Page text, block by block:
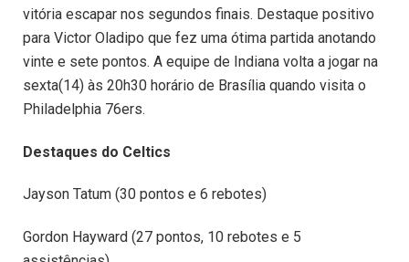
vitória escapar nos segundos finais. Destaque positivo
para Victor Oladipo que fez uma ótima partida anotando
vinte e sete pontos. A equipe de Indiana volta a jogar na
sexta(14) às 20h30 horário de Brasília quando visita o
Philadelphia 76ers.
Destaques do Celtics
Jayson Tatum (30 pontos e 6 rebotes)
Gordon Hayward (27 pontos, 10 rebotes e 5